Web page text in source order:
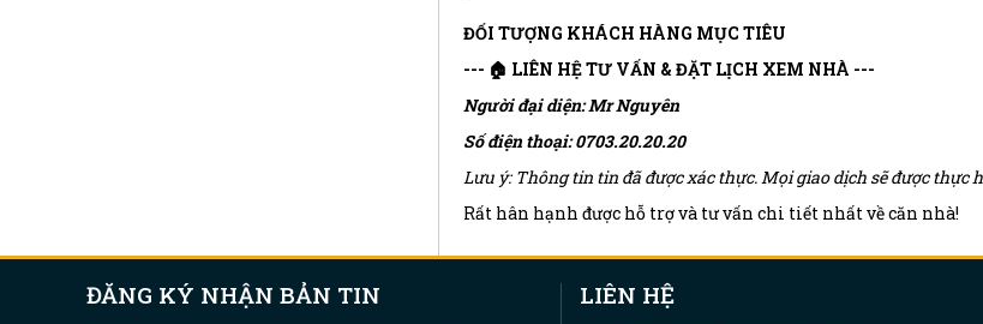
ĐỐI TƯỢNG KHÁCH HÀNG MỤC TIÊU
--- 🏠 LIÊN HỆ TƯ VẤN & ĐẶT LỊCH XEM NHÀ ---
Người đại diện: Mr Nguyên
Số điện thoại: 0703.20.20.20
Lưu ý: Thông tin tin đã được xác thực. Mọi giao dịch sẽ được
Rất hân hạnh được hỗ trợ và tư vấn chi tiết nhất về căn nhà!
ĐĂNG KÝ NHẬN BẢN TIN LIÊN HỆ